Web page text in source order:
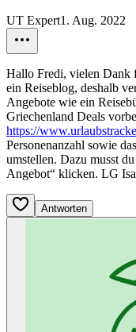
UT Expert1. Aug. 2022
Hallo Fredi, vielen Dank
ein Reiseblog, deshalb
Angebote wie ein
Griechenland Deals
https://
Personenanzahl sowie
umstellen. Dazu musst
Angebot“ klicken. LG
Antworten